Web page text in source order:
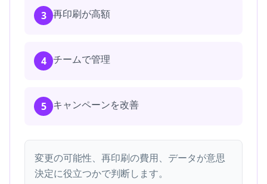
3 再印刷が高額
4 チームで管理
5 キャンペーンを改善
変更の可能性、再印刷の費用、データが意思
決定に役立つかで判断します。